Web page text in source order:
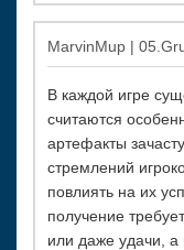
MarvinMup |
В каждой игре
считаются
артефакты
стремлений
повлиять на их
получение
или даже удачи, а